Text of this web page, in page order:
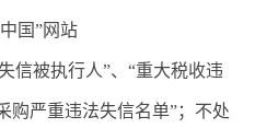
国”网站
信被执行人”、 “重大税收违
购严重违法失信名单”；不处